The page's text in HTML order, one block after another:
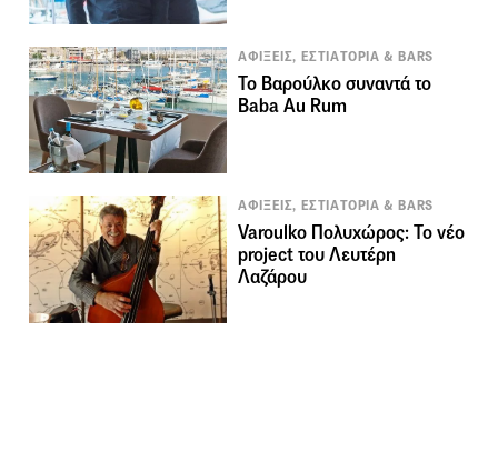
ΑΦΙΞΕΙΣ, ΕΣΤΙΑΤΟΡΙΑ & BARS
Το Βαρούλκο συναντά το
Baba Au Rum
ΑΦΙΞΕΙΣ, ΕΣΤΙΑΤΟΡΙΑ & BARS
Varoulko Πολυχώρος: Το νέο
project του Λευτέρη
Λαζάρου